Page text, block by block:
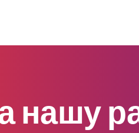
нашу